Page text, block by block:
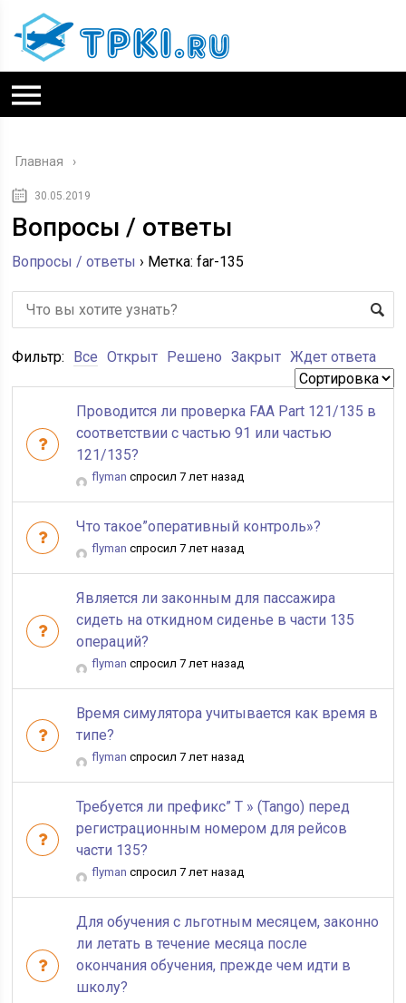
Главная
30.05.2019
Вопросы / ответы
Вопросы / ответы › Метка: far-135
Фильтр: Все Открыт Решено Закрыт Ждет ответа
Проводится ли проверка FAA Part 121/135 в
соответствии с частью 91 или частью
121/135?
flyman спросил 7 лет назад
Что такое”оперативный контроль»?
flyman спросил 7 лет назад
Является ли законным для пассажира
сидеть на откидном сиденье в части 135
операций?
flyman спросил 7 лет назад
Время симулятора учитывается как время в
типе?
flyman спросил 7 лет назад
Требуется ли префикс” T » (Tango) перед
регистрационным номером для рейсов
части 135?
flyman спросил 7 лет назад
Для обучения с льготным месяцем, законно
ли летать в течение месяца после
окончания обучения, прежде чем идти в
школу?